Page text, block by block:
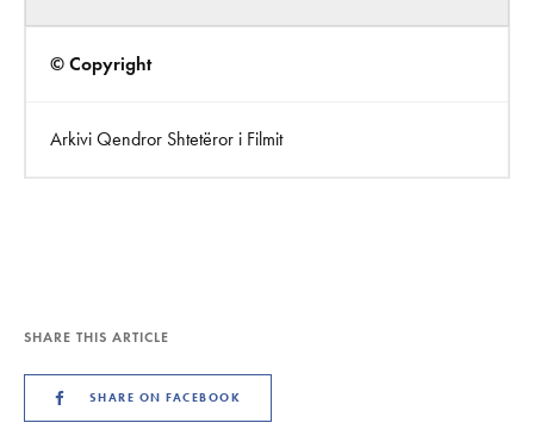
© Copyright
Arkivi Qendror Shtetëror i Filmit
SHARE THIS ARTICLE
SHARE ON FACEBOOK